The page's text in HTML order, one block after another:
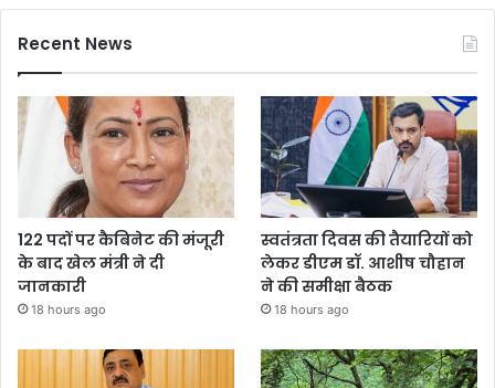
Recent News
122 पदों पर कैबिनेट की मंजूरी
के बाद खेल मंत्री ने दी
जानकारी
18 hours ago
स्वतंत्रता दिवस की तैयारियों को
लेकर डीएम डॉ. आशीष चौहान
ने की समीक्षा बैठक
18 hours ago